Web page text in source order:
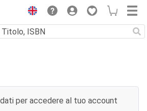
per accedere al tuo account